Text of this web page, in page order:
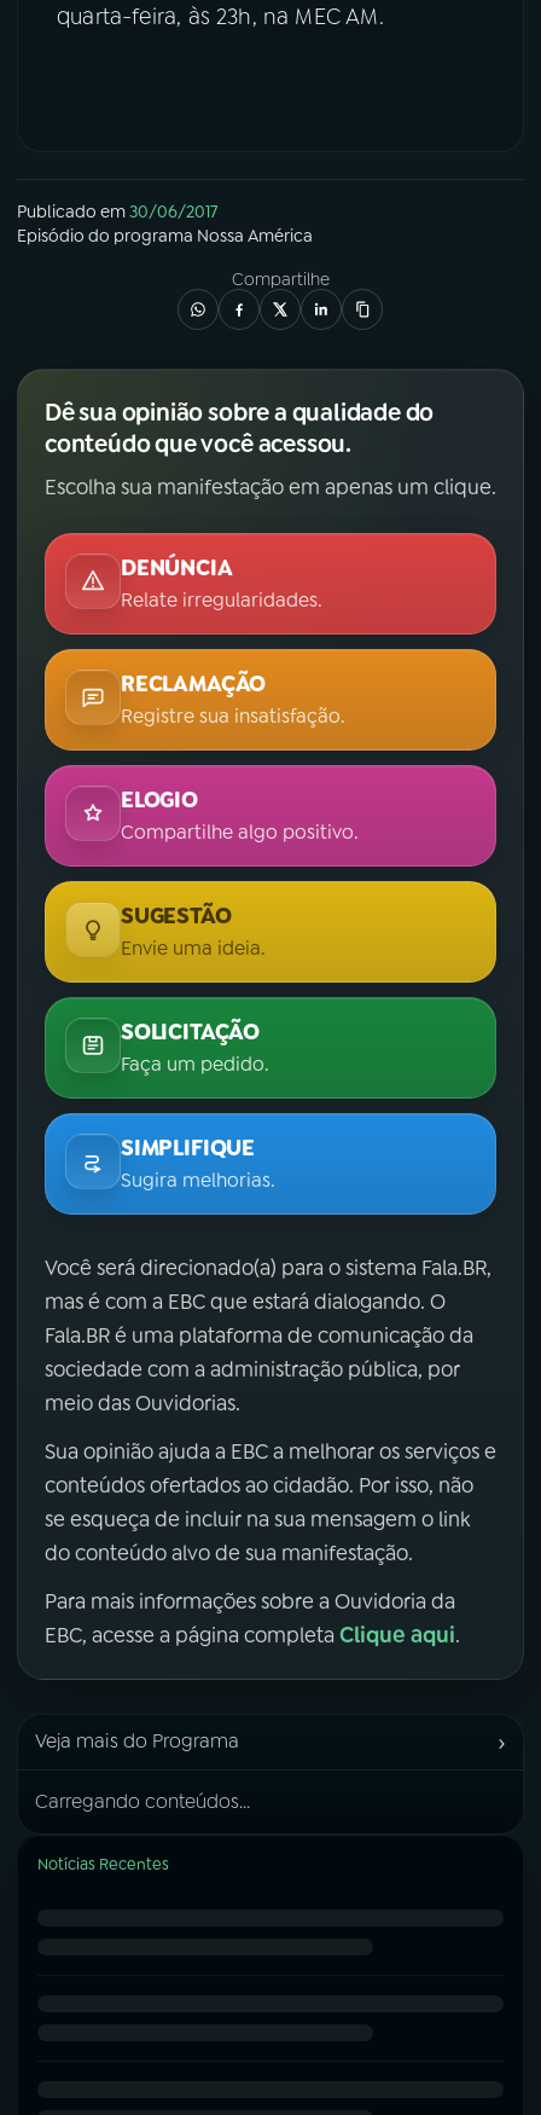
quarta-feira, às 23h, na MEC AM.
Publicado em30/06/2017
Episódio do programa Nossa América
Compartilhe
Dê sua opinião sobre a qualidade do
conteúdo que você acessou.
Escolha sua manifestação em apenas um clique.
DENÚNCIA
Relate irregularidades.
RECLAMAÇÃO
Registre sua insatisfação.
ELOGIO
Compartilhe algo positivo.
SUGESTÃO
Envie uma ideia.
SOLICITAÇÃO
Faça um pedido.
SIMPLIFIQUE
Sugira melhorias.
Você será direcionado(a) para o sistema Fala.BR,
mas é com a EBC que estará dialogando. O
Fala.BR é uma plataforma de comunicação da
sociedade com a administração pública, por
meio das Ouvidorias.
Sua opinião ajuda a EBC a melhorar os serviços e
conteúdos ofertados ao cidadão. Por isso, não
se esqueça de incluir na sua mensagem o link
do conteúdo alvo de sua manifestação.
Para mais informações sobre a Ouvidoria da
EBC, acesse a página completa Clique aqui.
Veja mais do Programa ›
Carregando conteúdos...
Notícias Recentes